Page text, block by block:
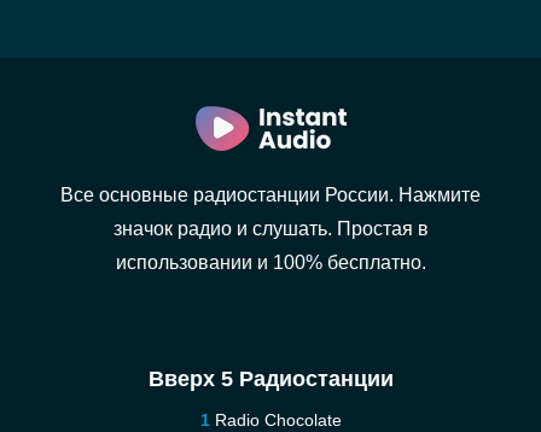
Все основные радиостанции России. Нажмите
значок радио и слушать. Простая в
использовании и 100% бесплатно.
Вверх 5 Радиостанции
Radio Chocolate